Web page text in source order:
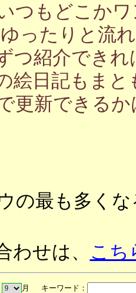
つもどこか
ったりと流
つ紹介でき
絵日記もま
更新できる
の最も多く
せは、 こち
月 キーワード：